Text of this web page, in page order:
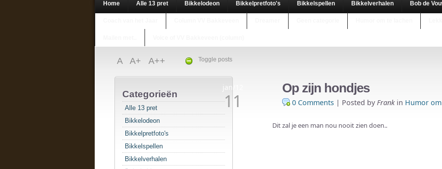
Home Alle 13 pret Bikkelodeon Bikkelpretfoto's Bikkelspellen Bikkelverhalen Bob de
Toggle posts
A A+ A++
Categorieën
Alle 13 pret
Bikkelodeon
Bikkelpretfoto's
Bikkelspellen
Bikkelverhalen
jan/12
11
Op zijn hondjes
0 Comments | Posted byFrankin Humor
Dit zal je een man nou nooit zien doen..